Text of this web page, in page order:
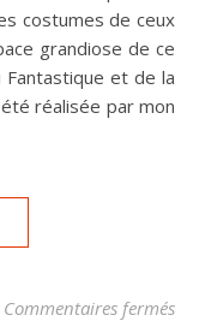
costumes de ceux
grandiose de ce
et de la
réalisée par mon
Commentaires fermés